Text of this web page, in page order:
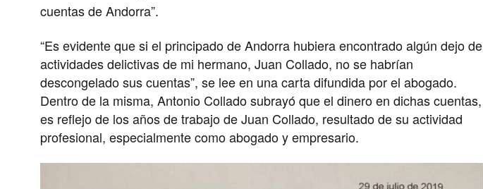
cuentas de Andorra”.
“Es evidente que si el principado de Andorra hubiera encontrado algún dejo de
actividades delictivas de mi hermano, Juan Collado, no se habrían
descongelado sus cuentas”, se lee en una carta difundida por el abogado.
Dentro de la misma, Antonio Collado subrayó que el dinero en dichas cuentas,
es reflejo de los años de trabajo de Juan Collado, resultado de su actividad
profesional, especialmente como abogado y empresario.